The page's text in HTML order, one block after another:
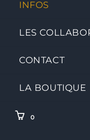
INFOS
LES
CONTACT
LA BOUTIQUE
0